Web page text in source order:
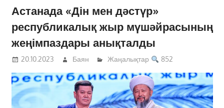
Астанада «Дін мен дәстүр»
республикалық жыр мүшәйрасының
жеңімпаздары анықталды
20.10.2023 Баян Жаңалықтар 852